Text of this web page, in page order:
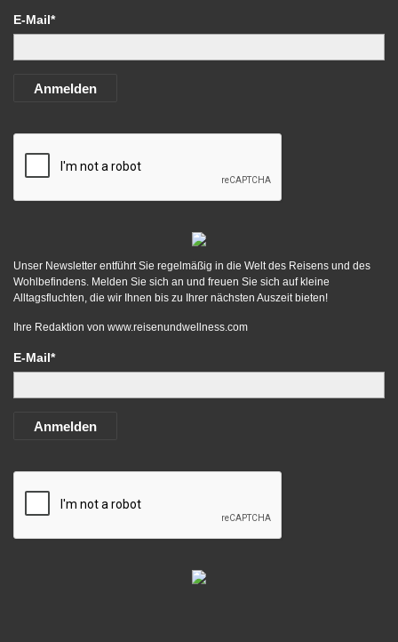
E-Mail*
Anmelden
Unser Newsletter entführt Sie regelmäßig in die Welt des Reisens und des
Wohlbefindens. Melden Sie sich an und freuen Sie sich auf kleine
Alltagsfluchten, die wir Ihnen bis zu Ihrer nächsten Auszeit bieten!
Ihre Redaktion von www.reisenundwellness.com
E-Mail*
Anmelden